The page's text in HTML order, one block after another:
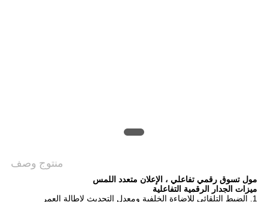
منتوج وصف
مول تسوق رقمي تفاعلي ، الإعلان متعدد اللمس
ميزات الجدار الرقمية التفاعلية
1. الضبط التلقائي للإضاءة الخلفية ومعدل التحديث لإطالة العمر